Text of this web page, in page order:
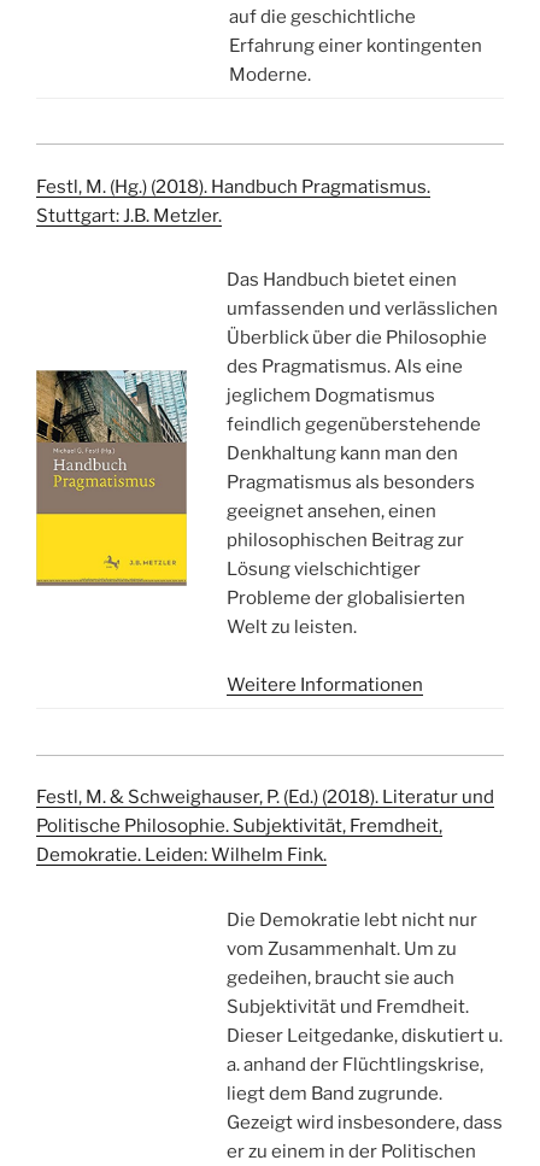
auf die geschichtliche
Erfahrung einer kontingenten
Moderne.
Festl, M. (Hg.) (2018). Handbuch Pragmatismus.
Stuttgart: J.B. Metzler.
Das Handbuch bietet einen
umfassenden und verlässlichen
Überblick über die Philosophie
des Pragmatismus. Als eine
jeglichem Dogmatismus
feindlich gegenüberstehende
Denkhaltung kann man den
Pragmatismus als besonders
geeignet ansehen, einen
philosophischen Beitrag zur
Lösung vielschichtiger
Probleme der globalisierten
Welt zu leisten.
Weitere Informationen
Festl, M. & Schweighauser, P. (Ed.) (2018). Literatur und
Politische Philosophie. Subjektivität, Fremdheit,
Demokratie. Leiden: Wilhelm Fink.
Die Demokratie lebt nicht nur
vom Zusammenhalt. Um zu
gedeihen, braucht sie auch
Subjektivität und Fremdheit.
Dieser Leitgedanke, diskutiert u.
a. anhand der Flüchtlingskrise,
liegt dem Band zugrunde.
Gezeigt wird insbesondere, dass
er zu einem in der Politischen